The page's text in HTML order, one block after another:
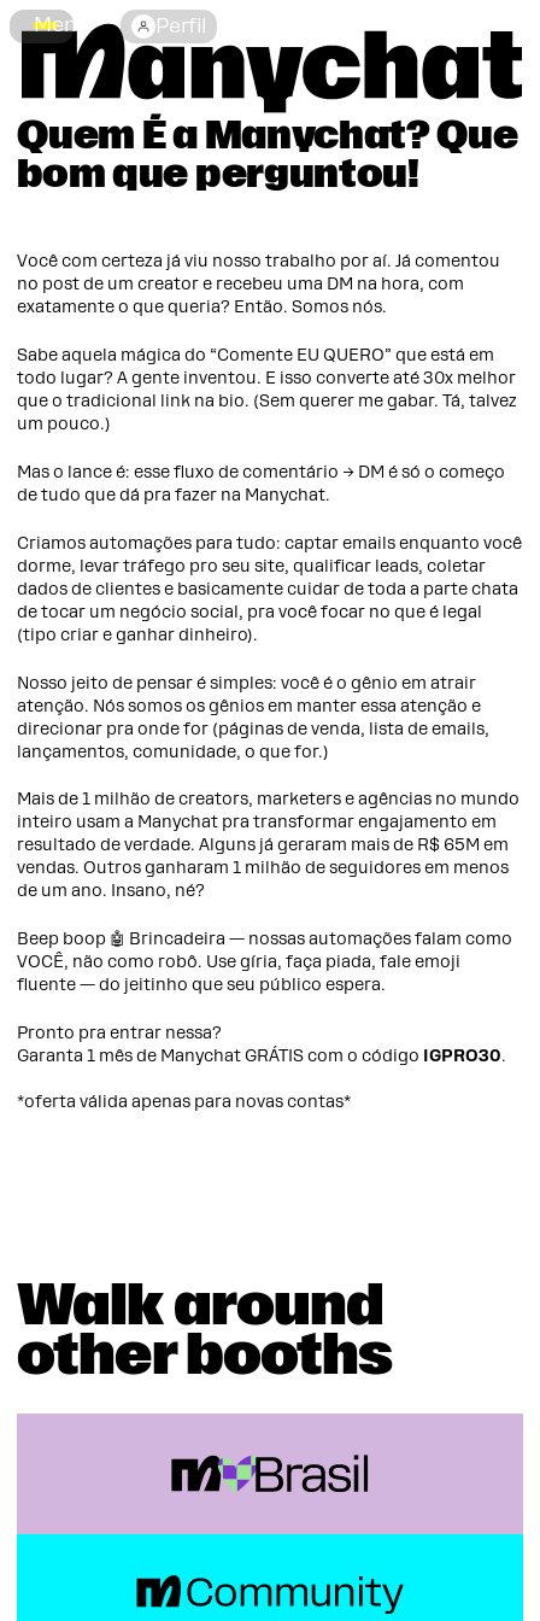
Menu Perfil
Quem ÉaManychat?Que
bomqueperguntou!
Você com certeza já viu nosso trabalho por aí. Já comentou
no post de um creator e recebeu uma DM na hora, com
exatamente o que queria? Então. Somos nós.
Sabe aquela mágica do “Comente EU QUERO” que está em
todo lugar? A gente inventou. E isso converte até 30x melhor
que o tradicional link na bio. (Sem querer me gabar. Tá, talvez
um pouco.)
Mas o lance é: esse fluxo de comentário → DM é só o começo
de tudo que dá pra fazer na Manychat.
Criamos automações para tudo: captar emails enquanto você
dorme, levar tráfego pro seu site, qualificar leads, coletar
dados de clientes e basicamente cuidar de toda a parte chata
de tocar um negócio social, pra você focar no que é legal
(tipo criar e ganhar dinheiro).
Nosso jeito de pensar é simples: você é o gênio em atrair
atenção. Nós somos os gênios em manter essa atenção e
direcionar pra onde for (páginas de venda, lista de emails,
lançamentos, comunidade, o que for.)
Mais de 1 milhão de creators, marketers e agências no mundo
inteiro usam a Manychat pra transformar engajamento em
resultado de verdade. Alguns já geraram mais de R$ 65M em
vendas. Outros ganharam 1 milhão de seguidores em menos
de um ano. Insano, né?
Beep boop 🤖 Brincadeira — nossas automações falam como
VOCÊ, não como robô. Use gíria, faça piada, fale emoji
fluente — do jeitinho que seu público espera.
Pronto pra entrar nessa?
Garanta 1 mês de Manychat GRÁTIS com o código IGPRO30.
*oferta válida apenas para novas contas*
Walk around
other booths
CHAT